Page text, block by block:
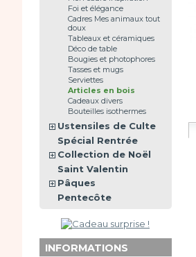
Foi et élégance
Cadres Mes animaux tout
doux
Tableaux et céramiques
Déco de table
Bougies et photophores
Tasses et mugs
Serviettes
Articles en bois
Cadeaux divers
Bouteilles isothermes
Ustensiles de Culte
Spécial Rentrée
Collection de Noël
Saint Valentin
Pâques
Pentecôte
INFORMATIONS